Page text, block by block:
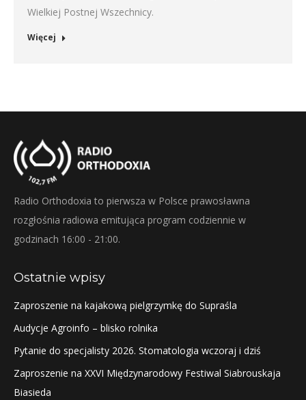
Wielkiej Postnej Wszechnicy.
Więcej
Radio Orthodoxia to pierwsza w Polsce prawosławna
rozgłośnia radiowa emitująca program codziennie w
godzinach 16:00 - 21:00.
Ostatnie wpisy
Zaproszenie na kajakową pielgrzymkę do Supraśla
Audycje Agroinfo – blisko rolnika
Pytanie do specjalisty 2026. Stomatologia wczoraj i dziś
Zaproszenie na XXVI Międzynarodowy Festiwal Siabrouskaja
Biasieda